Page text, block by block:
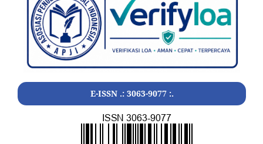
E-ISSN .: 3063-9077 :.